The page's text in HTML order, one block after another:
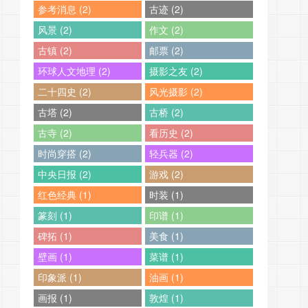
参考消息 (2)
古迹 (2)
风景 (2)
作文 (2)
古镇 (2)
邮票 (2)
环球人文地理 (2)
摄影之友 (2)
二十四史 (2)
风光摄影 (2)
古塔 (2)
古桥 (2)
古寺 (2)
看历史 (2)
时尚穿搭 (2)
轻兵器 (2)
中央日报 (2)
游戏 (2)
红色经典 (1)
时装 (1)
篆刻 (1)
印谱 (1)
碑拓 (1)
美食 (1)
壁画 (1)
菜谱 (1)
印象派 (1)
油画 (1)
画报 (1)
敦煌 (1)